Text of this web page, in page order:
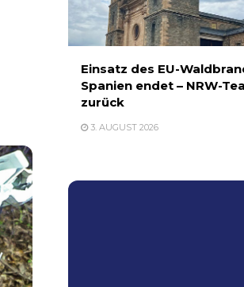
Einsatz des EU-
Spanien endet – NRW-
zurück
3. AUGUST 2026